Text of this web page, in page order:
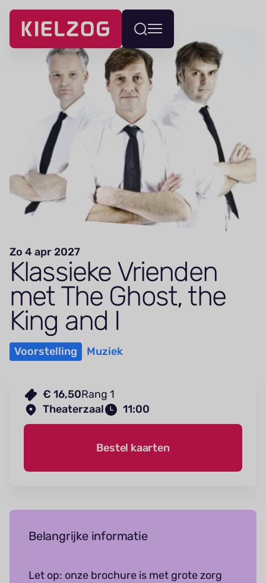
Navigatie
overslaan
Wissel
menu
Zo 4 apr 2027
Klassieke Vrienden
met The Ghost, the
King and I
Voorstelling Muziek
€ 16,50Rang 1
Theaterzaal
11:00
Bestel kaarten
Belangrijke informatie
Let op: onze brochure is met grote zorg